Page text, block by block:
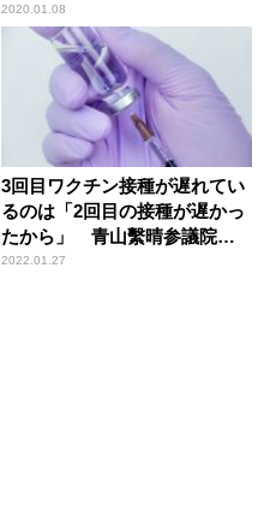
2020.01.08
3回目ワクチン接種が遅れてい
るのは「2回目の接種が遅かっ
たから」 青山繫晴参議院議
員
2022.01.27